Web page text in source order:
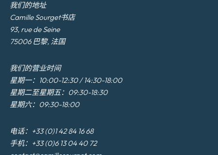
我们的地址
Camille Sourget书店
93, rue de Seine
75006 巴黎, 法国
我们的营业时间
星期一：10:00-12:30 / 14:30-18:00
星期二至星期五：09:30-18:30
星期六：09:30-18:00
电话：+33 (0)1 42 84 16 68
手机：+33 (0)6 13 04 40 72